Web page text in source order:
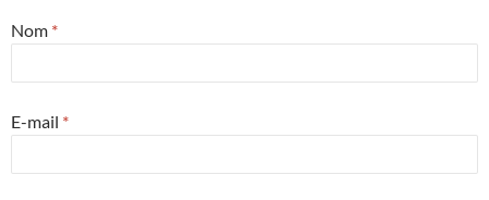
Nom *
E-mail *